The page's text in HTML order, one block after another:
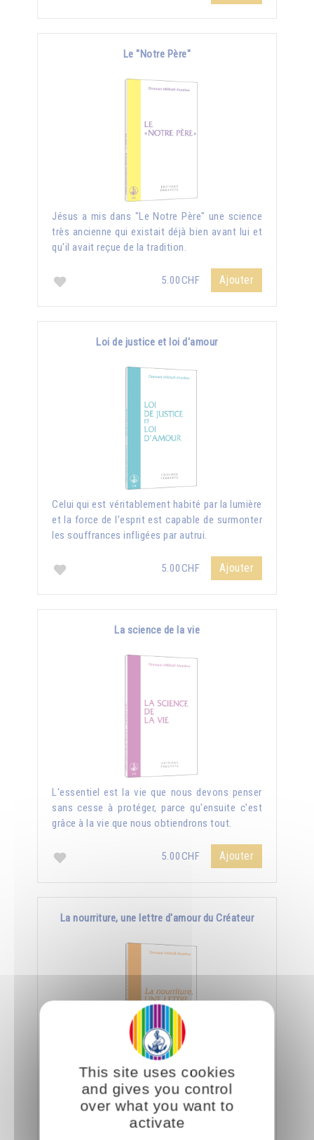
Le "Notre Père"
Jésus a mis dans "Le Notre Père" une science
très ancienne qui existait déjà bien avant lui et
qu'il avait reçue de la tradition.
5.00CHF Ajouter
Loi de justice et loi d'amour
Celui qui est véritablement habité par la lumière
et la force de l’esprit est capable de surmonter
les souffrances infligées par autrui.
5.00CHF Ajouter
La science de la vie
L'essentiel est la vie que nous devons penser
sans cesse à protéger, parce qu'ensuite c'est
grâce à la vie que nous obtiendrons tout.
5.00CHF Ajouter
La nourriture, une lettre d'amour du Créateur
Le jour où nous aurons appris à manger
consciemment, nous saurons déchiffrer tout ce
que le Créateur nous dit à travers la nourriture.
This site uses cookies
and gives you control
over what you want to
activate